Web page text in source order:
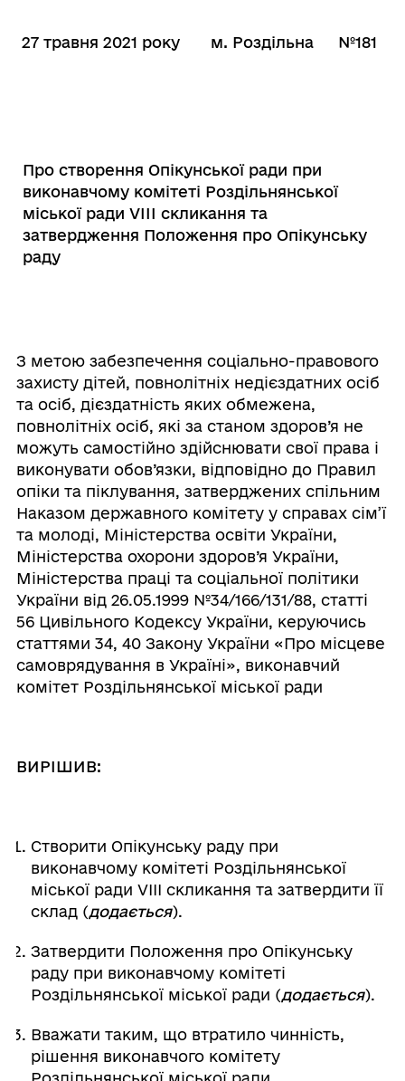
27 травня 2021 року м. Роздільна №181
Про створення Опікунської ради при
виконавчому комітеті Роздільнянської
міської ради VІІІ скликання та
затвердження Положення про Опікунську
раду
З метою забезпечення соціально-правового
захисту дітей, повнолітніх недієздатних осіб
та осіб, дієздатність яких обмежена,
повнолітніх осіб, які за станом здоров’я не
можуть самостійно здійснювати свої права і
виконувати обов’язки, відповідно до Правил
опіки та піклування, затверджених спільним
Наказом державного комітету у справах сім’ї
та молоді, Міністерства освіти України,
Міністерства охорони здоров’я України,
Міністерства праці та соціальної політики
України від 26.05.1999 №34/166/131/88, статті
56 Цивільного Кодексу України, керуючись
статтями 34, 40 Закону України «Про місцеве
самоврядування в Україні», виконавчий
комітет Роздільнянської міської ради
ВИРІШИВ:
Створити Опікунську раду при
виконавчому комітеті Роздільнянської
міської ради VІІІ скликання та затвердити її
склад (додається).
Затвердити Положення про Опікунську
раду при виконавчому комітеті
Роздільнянської міської ради (додається).
Вважати таким, що втратило чинність,
рішення виконавчого комітету